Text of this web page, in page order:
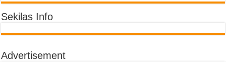
Sekilas Info
Advertisement